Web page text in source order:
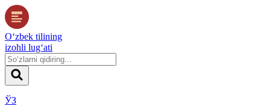
O‘zbek tilining
izohli lug‘ati
ЎЗ